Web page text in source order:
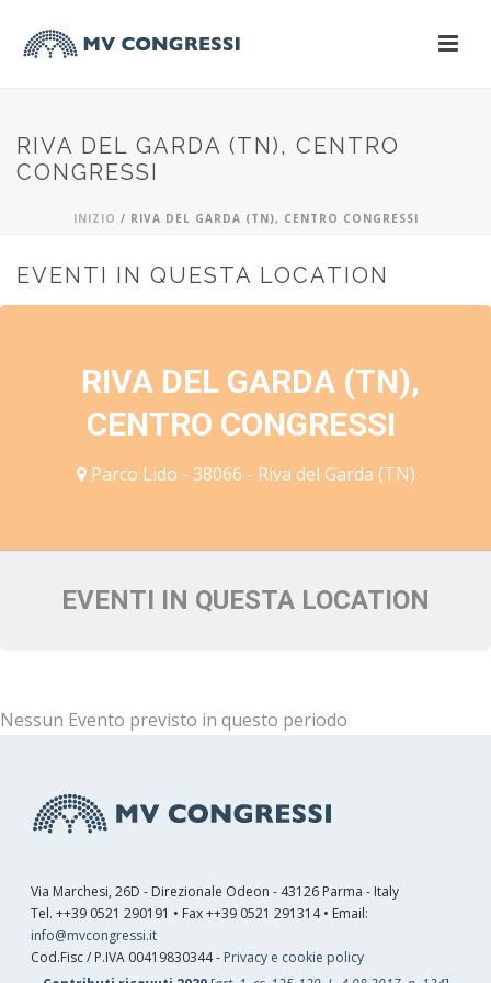
RIVA DEL GARDA (TN), CENTRO
CONGRESSI
INIZIO / RIVA DEL GARDA (TN), CENTRO CONGRESSI
EVENTI IN QUESTA LOCATION
RIVA DEL GARDA (TN),
CENTRO CONGRESSI
Parco Lido - 38066 - Riva del Garda (TN)
EVENTI IN QUESTA LOCATION
Nessun Evento previsto in questo periodo
Via Marchesi, 26D - Direzionale Odeon - 43126 Parma - Italy
Tel. ++39 0521 290191 • Fax ++39 0521 291314 • Email:
info@mvcongressi.it
Cod.Fisc / P.IVA 00419830344 - Privacy e cookie policy